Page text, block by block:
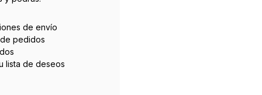
de envío
pedidos
lista de deseos